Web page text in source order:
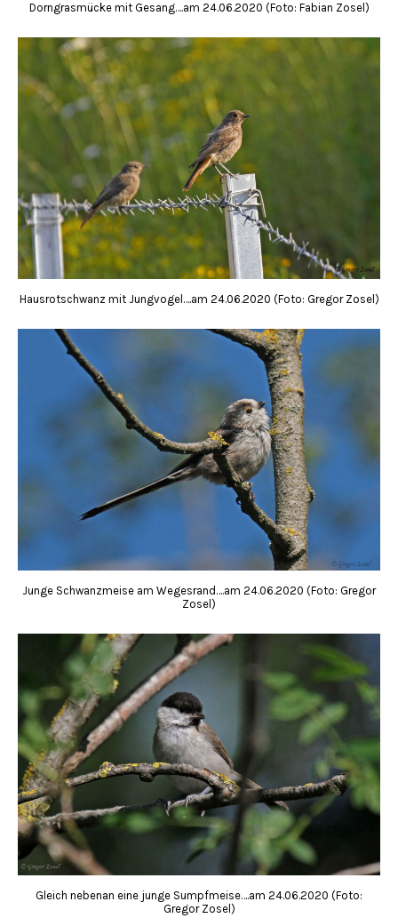
Dorngrasmücke mit Gesang….am 24.06.2020 (Foto: Fabian Zosel)
Hausrotschwanz mit Jungvogel….am 24.06.2020 (Foto: Gregor Zosel)
Junge Schwanzmeise am Wegesrand….am 24.06.2020 (Foto: Gregor
Zosel)
Gleich nebenan eine junge Sumpfmeise….am 24.06.2020 (Foto:
Gregor Zosel)